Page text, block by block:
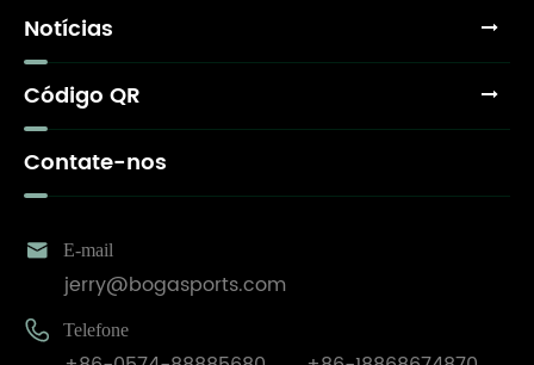
Notícias
Código QR
Contate-nos
 E-mail
jerry@bogasports.com
 Telefone